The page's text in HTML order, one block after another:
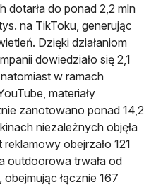
dotarła do ponad 2,2 mln
na TikToku, generując
Dzięki działaniom
dowiedziało się 2,1
w ramach
materiały
zanotowano ponad 14,2
niezależnych objęła
obejrzało 121
outdoorowa trwała od
łącznie 167